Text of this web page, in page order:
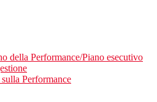
della Performance/Piano esecutivo
Performance